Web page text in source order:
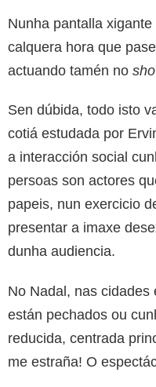
Nunha pantalla
calquera hora que
actuando tamén no
Sen dúbida, todo isto
cotiá estudada por
a interacción social
persoas son actores
papeis, nun exercicio
presentar a imaxe
dunha audiencia.
No Nadal, nas
están pechados ou
reducida, centrada
me estraña! O